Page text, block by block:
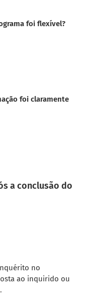
foi flexível?
foi claramente
a conclusão do
no
ao inquirido ou
.